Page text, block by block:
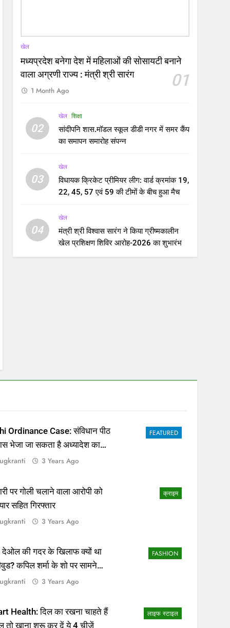
खेल
मध्यप्रदेश बनेगा देश में महिलाओं की सोसायटी बनाने
वाला अग्रणी राज्य : मंत्री श्री सारंग
01
1 Month Ago
02
खेल शिक्षा
सांदीपनि शास.मॉडल स्कूल डीडी नगर में समर कैंप
का समापन समारोह संपन्न
03
खेल
विधायक क्रिकेट प्रीमियर लीग: वार्ड क्रमांक 19,
22, 45, 57 एवं 59 की टीमों के बीच हुआ मैच
04
खेल
मंत्री श्री विश्वास सारंग ने किया ग्रीष्मकालीन
खेल प्रशिक्षण शिविर आरोह-2026 का शुभारंभ
FEATURED
Ordinance Case: संविधान पीठ
भेजा जा सकता है अध्यादेश का
3 Years Ago
क्राइम
पर गोली चलाने वाला आरोपी को
सहित गिरफ्तार
3 Years Ago
FASHION
देओल की गदर के खिलाफ क्यों था
कपिल शर्मा के शो पर सामने
3 Years Ago
लाइफ स्टाइल
Health: दिल का रखना चाहते हैं
तो खाना शुरू कर दें ये 4 चीजें